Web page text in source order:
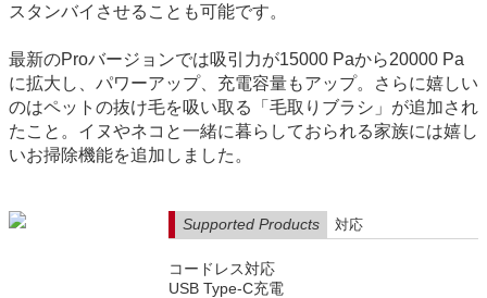
スタンバイさせることも可能です。
最新のProバージョンでは吸引力が15000 Paから20000 Pa
に拡大し、パワーアップ、充電容量もアップ。さらに嬉しい
のはペットの抜け毛を吸い取る「毛取りブラシ」が追加され
たこと。イヌやネコと一緒に暮らしておられる家族には嬉し
いお掃除機能を追加しました。
Supported Products 対応
コードレス対応
USB Type-C充電